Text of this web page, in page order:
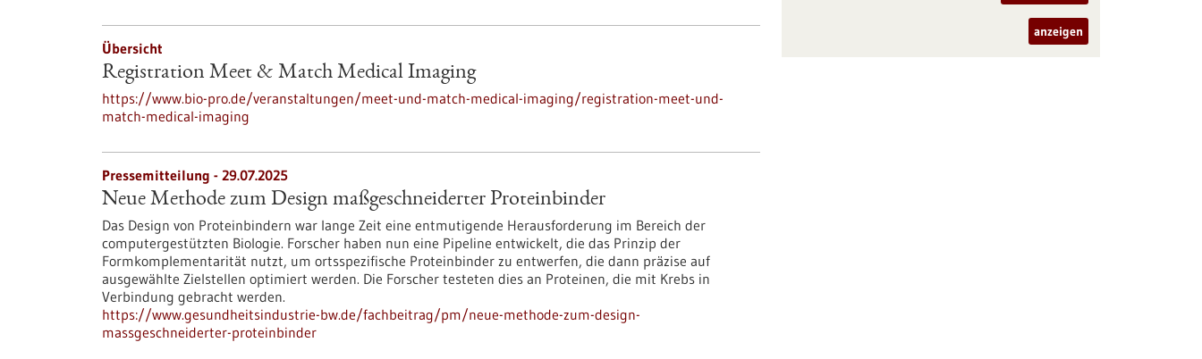
Übersicht
Registration Meet & Match Medical Imaging
https://www.bio-pro.de/veranstaltungen/meet-und-match-medical-imaging/registration-meet-und-
match-medical-imaging
Pressemitteilung - 29.07.2025
Neue Methode zum Design maßgeschneiderter Proteinbinder
Das Design von Proteinbindern war lange Zeit eine entmutigende Herausforderung im Bereich der
computergestützten Biologie. Forscher haben nun eine Pipeline entwickelt, die das Prinzip der
Formkomplementarität nutzt, um ortsspezifische Proteinbinder zu entwerfen, die dann präzise auf
ausgewählte Zielstellen optimiert werden. Die Forscher testeten dies an Proteinen, die mit Krebs in
Verbindung gebracht werden.
https://www.gesundheitsindustrie-bw.de/fachbeitrag/pm/neue-methode-zum-design-
massgeschneiderter-proteinbinder
anzeigen